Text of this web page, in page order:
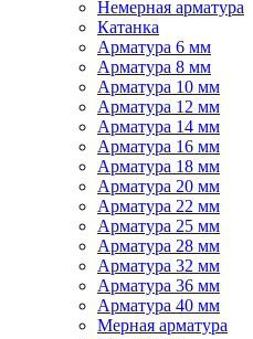
Немерная арматура
Катанка
Арматура 6 мм
Арматура 8 мм
Арматура 10 мм
Арматура 12 мм
Арматура 14 мм
Арматура 16 мм
Арматура 18 мм
Арматура 20 мм
Арматура 22 мм
Арматура 25 мм
Арматура 28 мм
Арматура 32 мм
Арматура 36 мм
Арматура 40 мм
Мерная арматура